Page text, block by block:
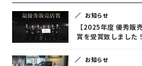
お知らせ
【2025年度 優秀販
賞を受賞致しました！
お知らせ